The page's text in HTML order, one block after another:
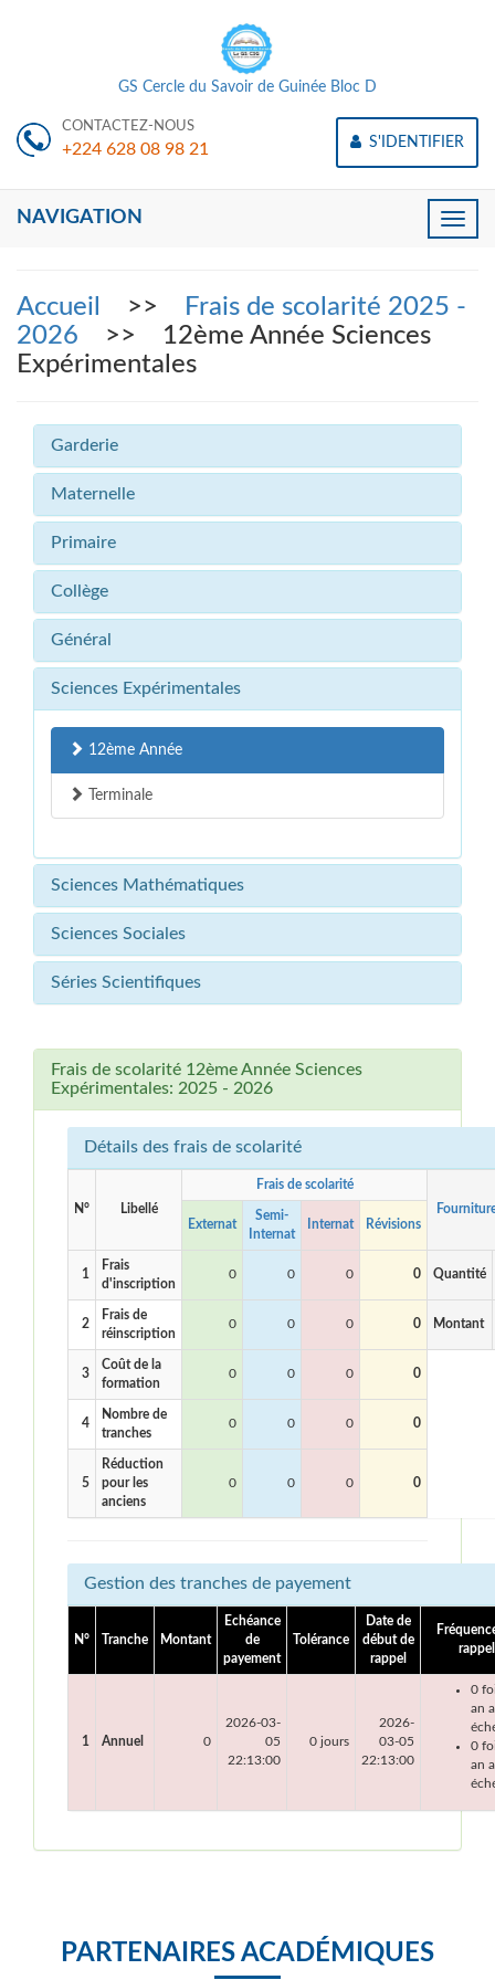
GS Cercle du Savoir de Guinée Bloc D
CONTACTEZ-NOUS
+224 628 08 98 21 S'IDENTIFIER
Toggle
NAVIGATION
Accueil >>
Frais de scolarité 2025 -
2026
>> 12ème Année Sciences
Expérimentales
Garderie
Maternelle
Primaire
Collège
Général
Sciences Expérimentales
12ème Année
Terminale
Sciences Mathématiques
Sciences Sociales
Séries Scientifiques
Frais de scolarité 12ème Année Sciences
Expérimentales: 2025 - 2026
Détails des frais de scolarité
N° Libellé
Frais de scolarité
Externat
Semi-
Internat
Internat Révisions
1
Frais
d'inscription
0 0 0 0 Quantité
2
Frais de
réinscription
0 0 0 0 Montant
3
Coût de la
formation
0 0 0 0
4
Nombre de
tranches
0 0 0 0
5
Réduction
pour les
anciens
0 0 0 0
Gestion des tranches de payement
N° Tranche Montant
Echéance
de
payement
Tolérance
Date de
début de
rappel
rappel
1 Annuel 0
2026-03-
05
22:13:00
0 jours
2026-
03-05
22:13:00
0
an
0
an
PARTENAIRES ACADÉMIQUES